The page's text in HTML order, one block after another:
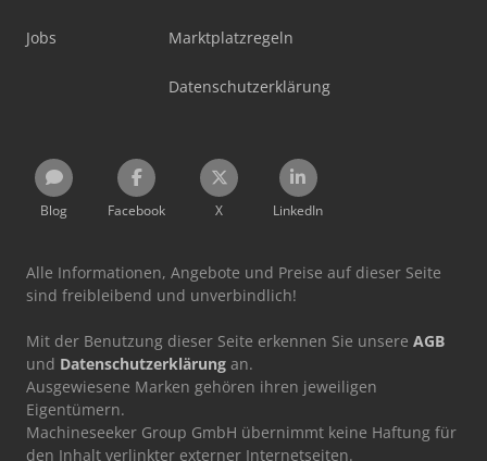
Jobs Marktplatzregeln
Datenschutzerklärung
Blog Facebook X LinkedIn
Alle Informationen, Angebote und Preise auf dieser Seite
sind freibleibend und unverbindlich!
Mit der Benutzung dieser Seite erkennen Sie unsere AGB
und Datenschutzerklärung an.
Ausgewiesene Marken gehören ihren jeweiligen
Eigentümern.
Machineseeker Group GmbH übernimmt keine Haftung für
den Inhalt verlinkter externer Internetseiten.